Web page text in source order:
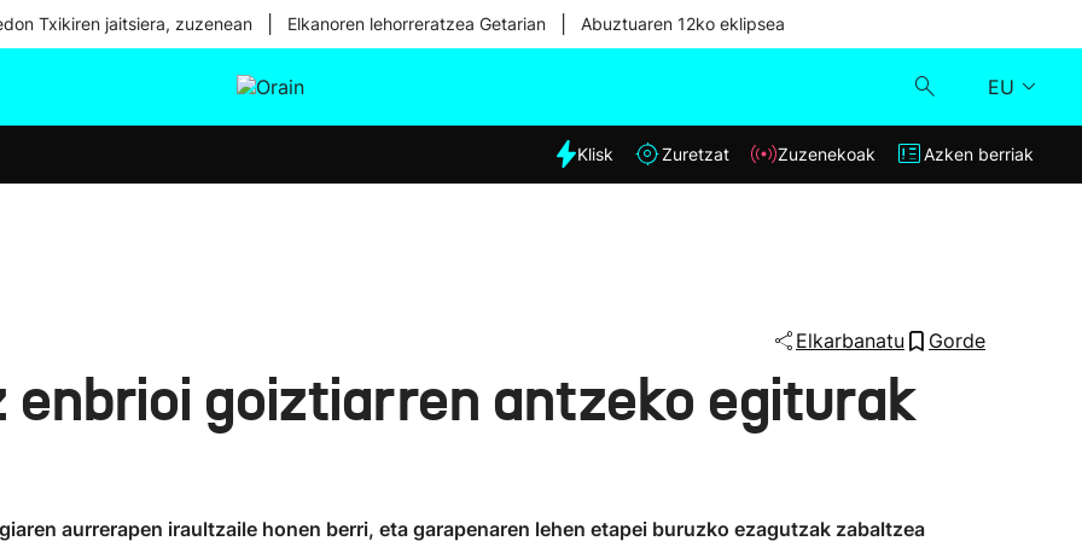
Txikiren jaitsiera, zuzenean Elkanoren lehorreratzea Getarian Abuztuaren 12ko eklipsea
EU
Eguraldia
Klisk
Azken berriak
Klisk Zuretzat Zuzenekoak Azken berriak
Elkarbanatu Gorde
enbrioi goiztiarren antzeko egiturak
aurrerapen iraultzaile honen berri, eta garapenaren lehen etapei buruzko ezagutzak zabaltzea